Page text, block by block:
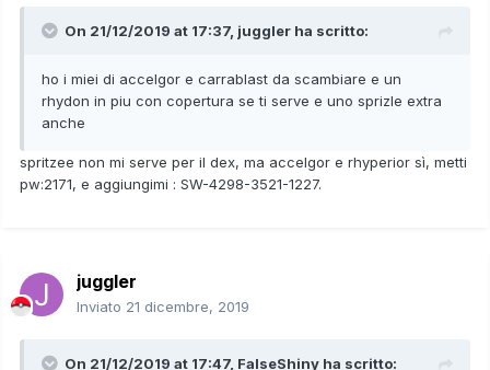
On 21/12/2019 at 17:37, juggler ha scritto:
ho i miei di accelgor e carrablast da scambiare e un
rhydon in piu con copertura se ti serve e uno sprizle extra
anche
spritzee non mi serve per il dex, ma accelgor e rhyperior sì, metti
pw:2171, e aggiungimi : SW-4298-3521-1227.
juggler
Inviato 21 dicembre, 2019
On 21/12/2019 at 17:47, FalseShiny ha scritto: